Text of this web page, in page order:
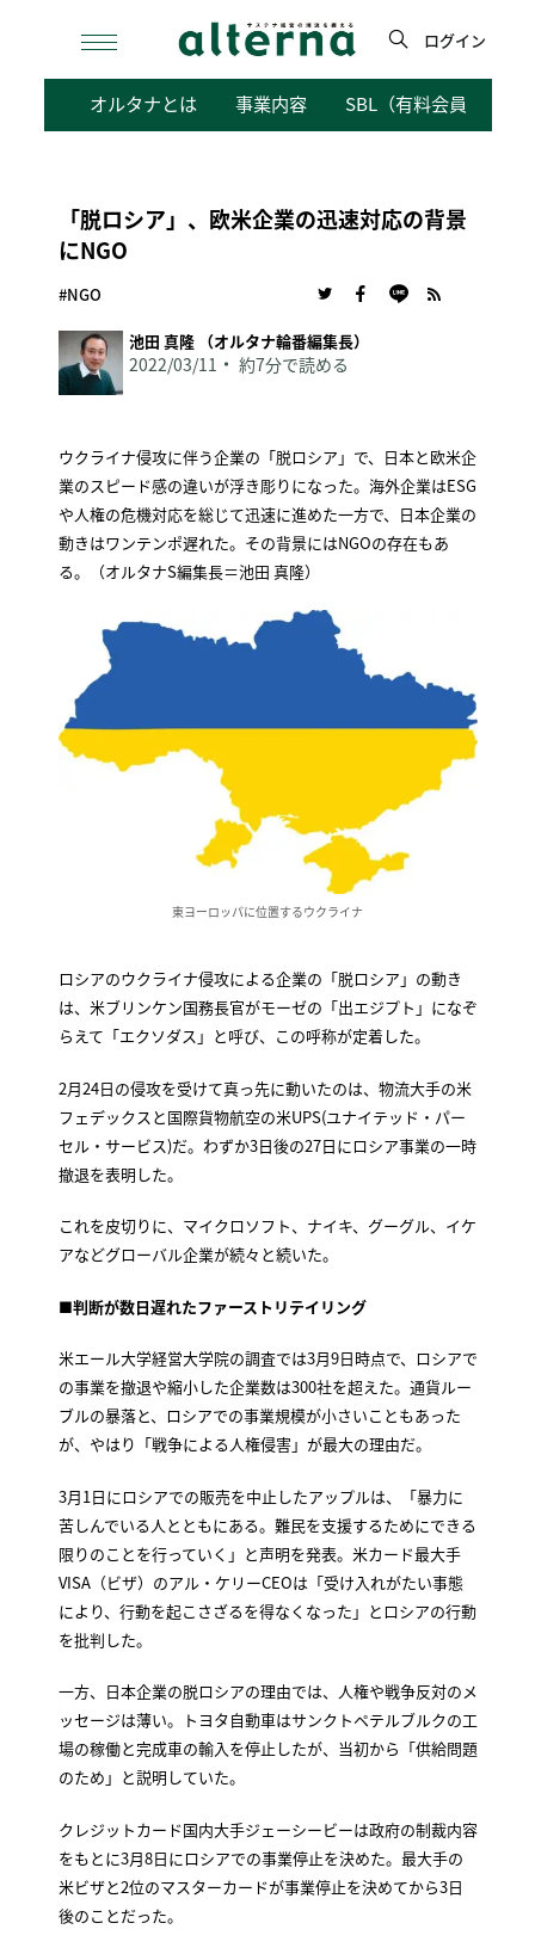
検
ログイン
オルタナとは 事業内容 SBL（有料会員向けサ
「脱ロシア」、欧米企業の迅速対応の背景
にNGO
#NGO
池田 真隆 （オルタナ輪番編集長）
2022/03/11 約7分で読める
ウクライナ侵攻に伴う企業の「脱ロシア」で、日本と欧米企
業のスピード感の違いが浮き彫りになった。海外企業はESG
や人権の危機対応を総じて迅速に進めた一方で、日本企業の
動きはワンテンポ遅れた。その背景にはNGOの存在もあ
る。（オルタナS編集長＝池田 真隆）
東ヨーロッパに位置するウクライナ
ロシアのウクライナ侵攻による企業の「脱ロシア」の動き
は、米ブリンケン国務長官がモーゼの「出エジプト」になぞ
らえて「エクソダス」と呼び、この呼称が定着した。
2月24日の侵攻を受けて真っ先に動いたのは、物流大手の米
フェデックスと国際貨物航空の米UPS(ユナイテッド・パー
セル・サービス)だ。わずか3日後の27日にロシア事業の一時
撤退を表明した。
これを皮切りに、マイクロソフト、ナイキ、グーグル、イケ
アなどグローバル企業が続々と続いた。
■判断が数日遅れたファーストリテイリング
米エール大学経営大学院の調査では3月9日時点で、ロシアで
の事業を撤退や縮小した企業数は300社を超えた。通貨ルー
ブルの暴落と、ロシアでの事業規模が小さいこともあった
が、やはり「戦争による人権侵害」が最大の理由だ。
3月1日にロシアでの販売を中止したアップルは、「暴力に
苦しんでいる人とともにある。難民を支援するためにできる
限りのことを行っていく」と声明を発表。米カード最大手
VISA（ビザ）のアル・ケリーCEOは「受け入れがたい事態
により、行動を起こさざるを得なくなった」とロシアの行動
を批判した。
一方、日本企業の脱ロシアの理由では、人権や戦争反対のメ
ッセージは薄い。トヨタ自動車はサンクトペテルブルクの工
場の稼働と完成車の輸入を停止したが、当初から「供給問題
のため」と説明していた。
クレジットカード国内大手ジェーシービーは政府の制裁内容
をもとに3月8日にロシアでの事業停止を決めた。最大手の
米ビザと2位のマスターカードが事業停止を決めてから3日
後のことだった。